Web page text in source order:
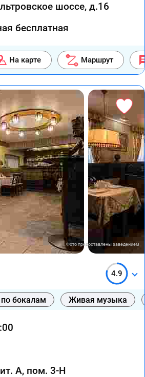
шоссе, д.16
бесплатная
На карте Маршрут
Фото предоставлены заведением
4.9
бокалам Живая музыка
А, пом. 3-Н